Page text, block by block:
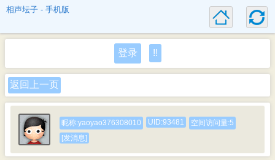
相声坛子 - 手机版
登录 !!
返回上一页
昵称:yaoyao376308010 UID:93481
空间访问量:5
[发消息]